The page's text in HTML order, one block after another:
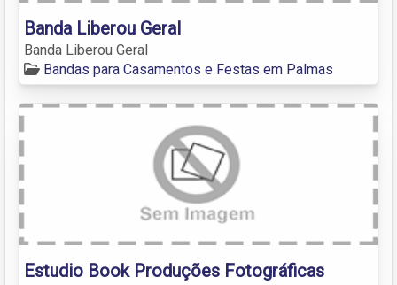
Banda Liberou Geral
Banda Liberou Geral
Bandas para Casamentos e Festas em Palmas
Estudio Book Produções Fotográficas